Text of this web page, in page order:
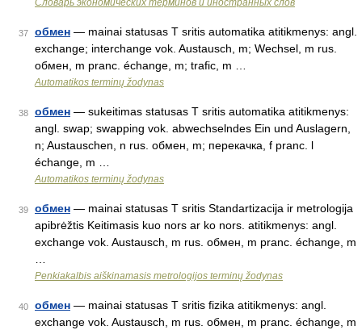
Словарь экономических терминов и иностранных слов
37 обмен — mainai statusas T sritis automatika atitikmenys: angl.
exchange; interchange vok. Austausch, m; Wechsel, m rus.
обмен, m pranc. échange, m; trafic, m …
Automatikos terminų žodynas
38 обмен — sukeitimas statusas T sritis automatika atitikmenys:
angl. swap; swapping vok. abwechselndes Ein und Auslagern,
n; Austauschen, n rus. обмен, m; перекачка, f pranc. l
échange, m …
Automatikos terminų žodynas
39 обмен — mainai statusas T sritis Standartizacija ir metrologija
apibrėžtis Keitimasis kuo nors ar ko nors. atitikmenys: angl.
exchange vok. Austausch, m rus. обмен, m pranc. échange, m
Penkiakalbis aiškinamasis metrologijos terminų žodynas
40 обмен — mainai statusas T sritis fizika atitikmenys: angl.
exchange vok. Austausch, m rus. обмен, m pranc. échange, m